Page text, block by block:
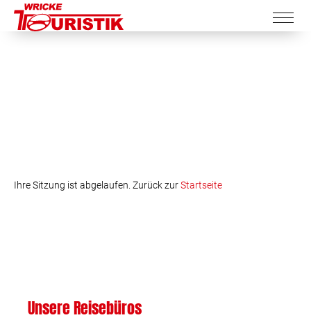
Ihre Sitzung ist abgelaufen. Zurück zurStartseite
Unsere Reisebüros